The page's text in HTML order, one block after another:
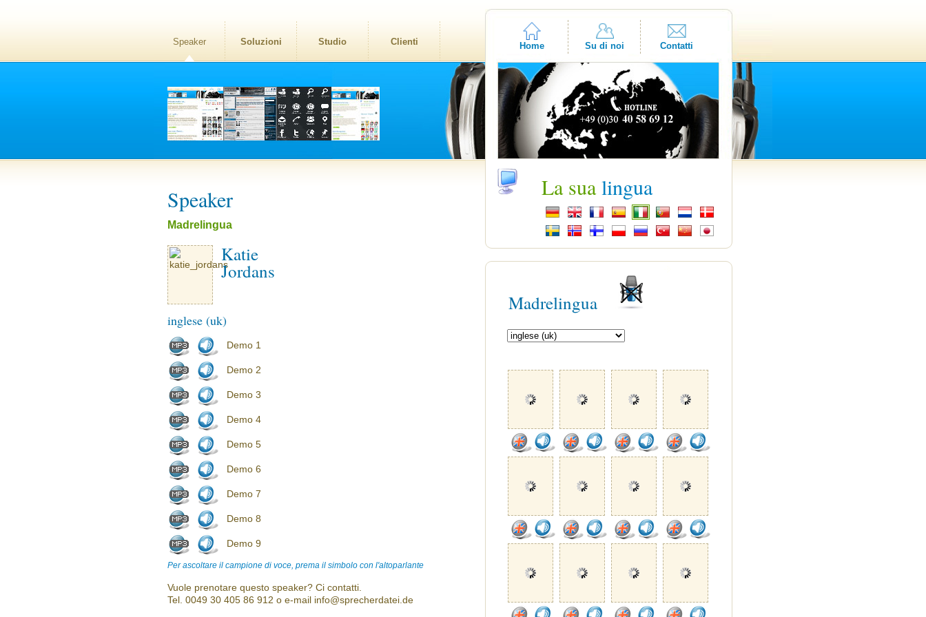
Speaker Soluzioni Studio Clienti Home Su di noi Contatti
Speaker
Madrelingua
Katie
Jordans
inglese (uk)
Demo 1
Demo 2
Demo 3
Demo 4
Demo 5
Demo 6
Demo 7
Demo 8
Demo 9
Per ascoltare il campione di voce, prema il simbolo con l'altoparlante
Vuole prenotare questo speaker? Ci contatti.
Tel. 0049 30 405 86 912 o e-mail info@sprecherdatei.de
La sualingua
Madrelingua